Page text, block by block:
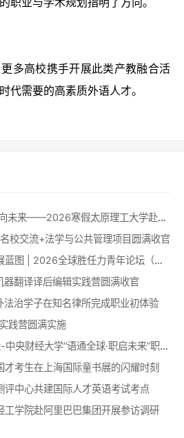
多高校携手开展此类产教融合活
代需要的高素质外语人才。
跨越山海践初心 科创逐梦向未来——2026寒假太原理工大学赴澳科技创新能力提升项目圆满收官
校交流+法学与公共管理项目圆满收官
青年聚力，共绘可持续发展蓝图 | 2026全球胜任力青年论坛（澳门）成功举办！
翻译译后编辑实践营圆满收官
治学子在知名律所完成职业初体验
践营圆满实施
正在阅读 正在阅读 外研社-中央财经大学“语通全球·职启未来”职业认知拓展训练营成功举办
考生在上海国际童书展的闪耀时刻
中心共建国际人才英语考试考点
工学院赴阿里巴巴集团开展参访调研